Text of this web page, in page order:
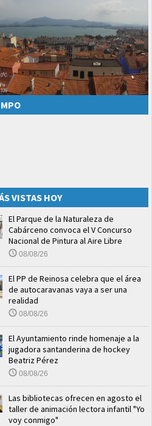
VISTAS HOY
El Parque de la Naturaleza de
Cabárceno convoca el V Concurso
Nacional de Pintura al Aire Libre
08/08/26
El PP de Reinosa celebra que el área
de autocaravanas vaya a ser una
realidad
08/08/26
El Ayuntamiento rinde homenaje a la
jugadora santanderina de hockey
Beatriz Pérez
08/08/26
Las bibliotecas ofrecen en agosto el
taller de animación lectora infantil "Yo
voy conmigo"